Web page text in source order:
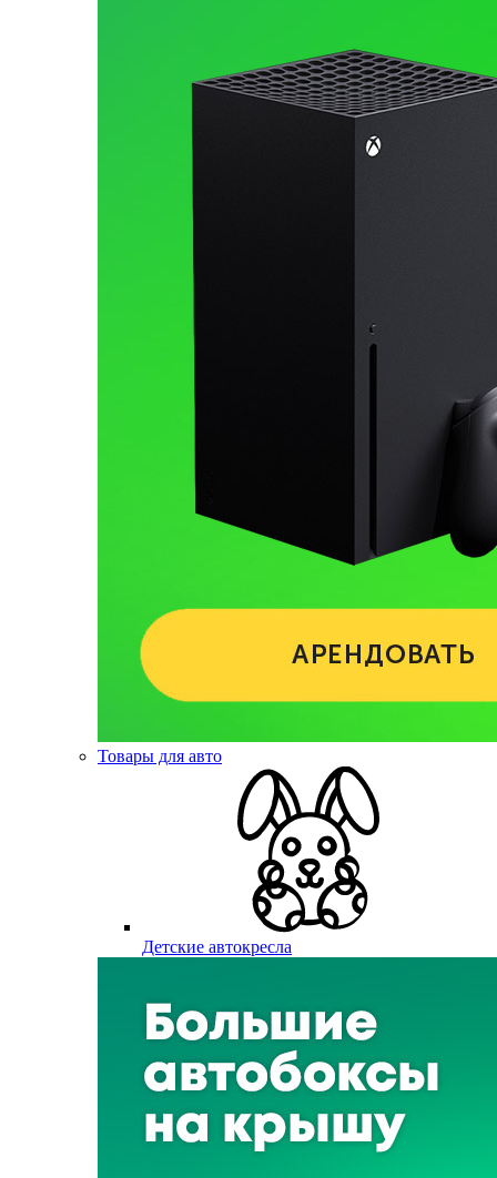
Товары для авто
Детские автокресла